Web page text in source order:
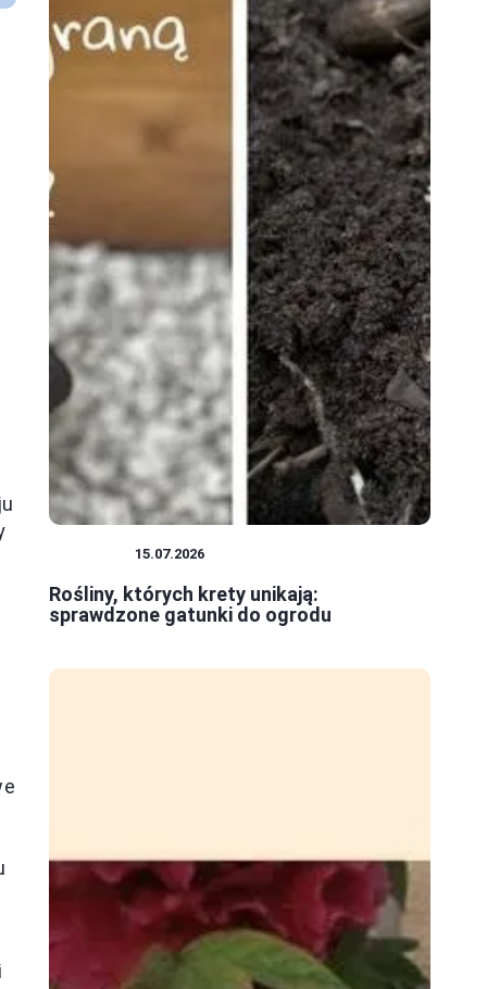
15.07.2026
Rośliny, których krety unikają:
sprawdzone gatunki do ogrodu